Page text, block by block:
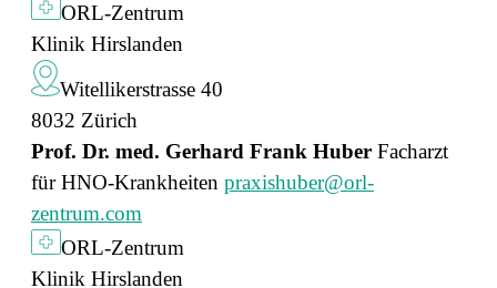
ORL-Zentrum
Klinik Hirslanden
Witellikerstrasse 40
8032 Zürich
Prof. Dr. med. Gerhard Frank Huber Facharzt
für HNO-Krankheiten praxishuber@orl-
zentrum.com
ORL-Zentrum
Klinik Hirslanden